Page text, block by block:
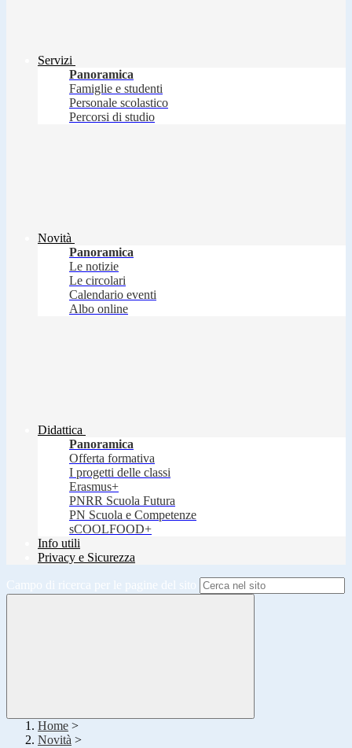
Servizi
Panoramica
Famiglie e studenti
Personale scolastico
Percorsi di studio
Novità
Panoramica
Le notizie
Le circolari
Calendario eventi
Albo online
Didattica
Panoramica
Offerta formativa
I progetti delle classi
Erasmus+
PNRR Scuola Futura
PN Scuola e Competenze
sCOOLFOOD+
Info utili
Privacy e Sicurezza
Campo di ricerca per le pagine del sito
Home >
Novità >